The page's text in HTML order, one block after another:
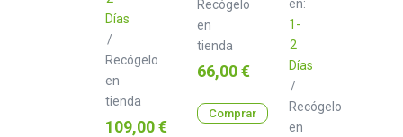
Días
/
Recógelo
en
tienda
Precio
109,00 €
Recógelo
en
tienda
Precio
66,00 €
Comprar
Verde
en:
1-
2
Días
/
Recógelo
en